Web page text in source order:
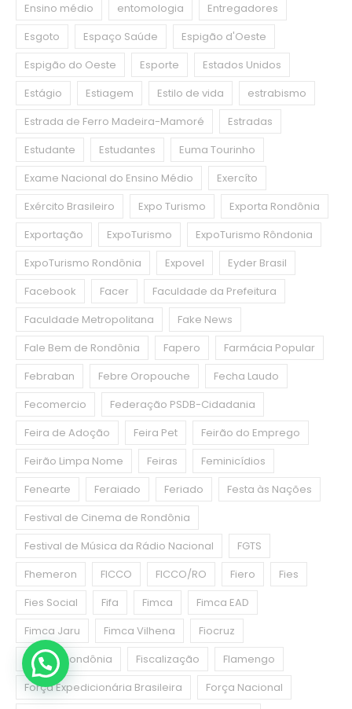
Ensino médio
entomologia
Entregadores
Esgoto
Espaço Saúde
Espigão d'Oeste
Espigão do Oeste
Esporte
Estados Unidos
Estágio
Estiagem Estilo de vida
estrabismo
Estrada de Ferro Madeira-Mamoré
Estradas
Estudante
Estudantes
Euma Tourinho
Exame Nacional do Ensino Médio
Exercíto
Exército Brasileiro
Expo Turismo
Exporta Rondônia
Exportação
ExpoTurismo
ExpoTurismo Rôndonia
ExpoTurismo Rondônia
Expovel
Eyder Brasil
Facebook
Facer
Faculdade da Prefeitura
Faculdade Metropolitana
Fake News
Fale Bem de Rondônia
Fapero
Farmácia Popular
Febraban
Febre Oropouche
Fecha Laudo
Fecomercio
Federação PSDB-Cidadania
Feira de Adoção
Feira Pet
Feirão do Emprego
Feirão Limpa Nome
Feiras
Feminicídios
Fenearte
Feraiado Feriado
Festa às Nações
Festival de Cinema de Rondônia
Festival de Música da Rádio Nacional
FGTS
Fhemeron
FICCO FICCO/RO Fiero
Fies
Fies Social
Fifa Fimca
Fimca EAD
Fimca Jaru
Fimca Vilhena
Fiocruz
Fiocruz Rondônia
Fiscalização
Flamengo
Força Expedicionária Brasileira
Força Nacional